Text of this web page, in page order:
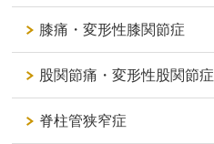
膝痛・変形性膝関節症
股関節痛・変形性股関節症
脊柱管狭窄症